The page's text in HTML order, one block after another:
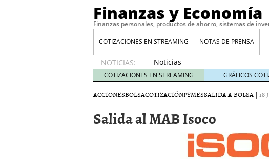
Finanzas y Economía
Finanzas personales, productos de ahorro, sistemas de
COTIZACIONES EN STREAMING NOTAS DE PRENSA
NOTICIAS:
Noticias
de XRP
por qué
las
de
whales
COTIZACIONES EN STREAMING GRÁFICOS
ACCIONESBOLSACOTIZACIÓNPYMESSALIDA A BOLSA | 18
Salida al MAB Isoco